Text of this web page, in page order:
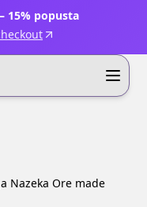
15% popusta
Nazeka Ore made